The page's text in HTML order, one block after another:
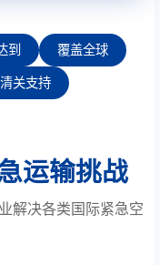
到 覆盖全球
关支持
运输挑战
解决各类国际紧急空